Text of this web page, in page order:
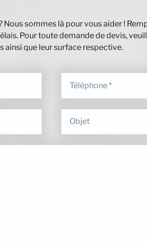
Nous sommes là pour vous aider !
Pour toute demande de devis,
ainsi que leur surface respective.